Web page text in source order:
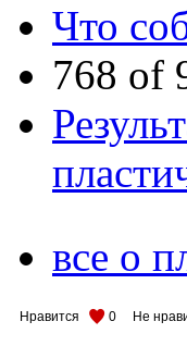
Что
768 of
все о
Нравится 0 Не